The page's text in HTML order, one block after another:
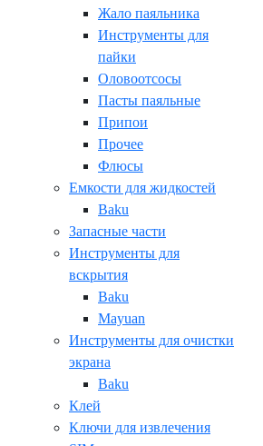
Жало паяльника
Инструменты для
пайки
Оловоотсосы
Пасты паяльные
Припои
Прочее
Флюсы
Емкости для жидкостей
Baku
Запасные части
Инструменты для
вскрытия
Baku
Mayuan
Инструменты для очистки
экрана
Baku
Клей
Ключи для извлечения